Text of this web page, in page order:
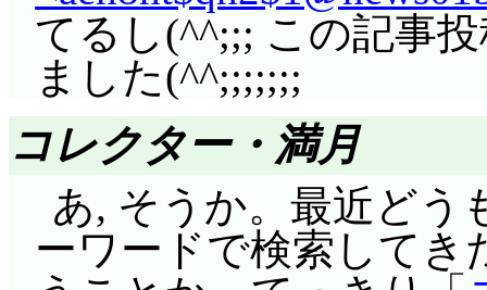
女王様の魔法により,
ザードペンペン草(っ
より, 魔法使い界は魔
くなり, 事実上属国化
ント。
っぷが声をかけても
の意を述べても。そ
を呼んで……その言葉
然目を覚ました。強
起こった奇跡。
どれみ達は水晶玉を
てるし(^^;;; この記事
ました(^^;;;;;;;
コレクター・満月
あ, そうか。最近どう
ーワードで検索して